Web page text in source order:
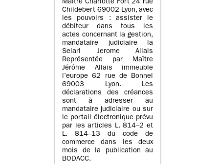
Maître Charlotte Fort 24 rue
Childebert 69002 Lyon, avec
les pouvoirs : assister le
débiteur dans tous les
actes concernant la gestion,
mandataire judiciaire la
Selarl Jerome Allais
Représentée par Maître
Jérôme Allais immeuble
l’europe 62 rue de Bonnel
69003 Lyon. Les
déclarations des créances
sont à adresser au
mandataire judiciaire ou sur
le portail électronique prévu
par les articles L. 814–2 et
L. 814–13 du code de
commerce dans les deux
mois de la publication au
BODACC.